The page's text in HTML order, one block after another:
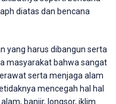
diatas dan bencana
yang harus dibangun serta
masyarakat bahwa sangat
serta menjaga alam
mencegah hal hal
banjir, longsor, iklim